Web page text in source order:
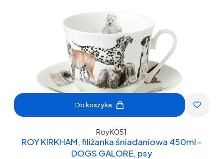
Do koszyka
RoyK051
ROY KIRKHAM, filiżanka śniadaniowa 450ml -
DOGS GALORE, psy